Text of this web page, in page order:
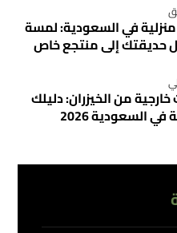
في السعودية: لمسة
حديقتك إلى منتجع خاص
من الخيزران: دليلك
السعودية 2026